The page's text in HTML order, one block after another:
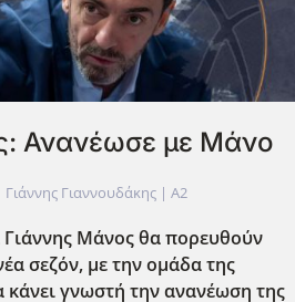
Ανανέωσε με Μάνο
Γιάννης Γιαννουδάκης |A2
Γιάννης Μάνος θα πορευθούν
σεζόν, με την ομάδα της
κάνει γνωστή την ανανέωση της